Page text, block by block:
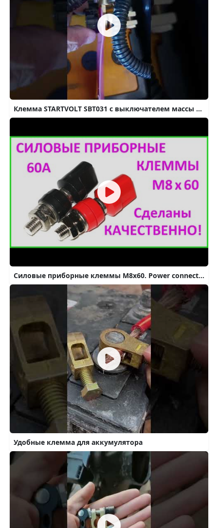
Клемма STARTVOLT SBT031 с выключателем массы и боковым выводом
Силовые приборные клеммы М8х60. Power connectors M8*60.
Удобные клемма для аккумулятора